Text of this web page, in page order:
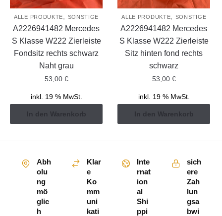
ALLE PRODUKTE, SONSTIGE
A2226941482 Mercedes
S Klasse W222 Zierleiste
Fondsitz rechts schwarz
Naht grau
53,00 €
inkl. 19 % MwSt.
In den Warenkorb
ALLE PRODUKTE, SONSTIGE
A2226941482 Mercedes
S Klasse W222 Zierleiste
Sitz hinten fond rechts
schwarz
53,00 €
inkl. 19 % MwSt.
In den Warenkorb
Abh
olu
ng
mö
glic
h
Klar
e
Ko
mm
uni
kati
Inte
rnat
ion
al
Shi
ppi
sich
ere
Zah
lun
gsa
bwi